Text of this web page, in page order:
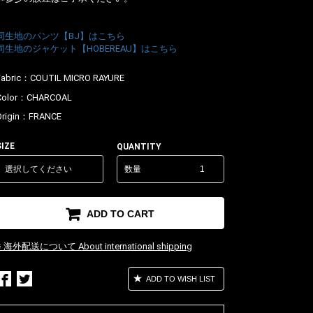
生地のパンツ【BJ】はこちら
生地のジャケット【HOBEREAU】はこちら
： COUTIL MICRO RAYURE
： CHARCOAL
： FRANCE
QUANTITY
数量
ADD TO CART
海外配送について About international shipping
ADD TO WISH LIST